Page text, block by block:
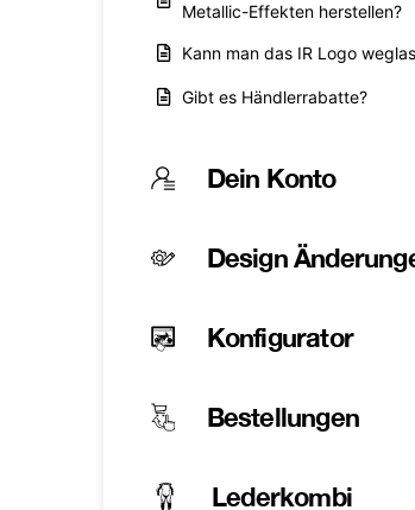
Metallic-Effekten herstellen?
Kann man das IR Logo
Gibt es Händlerrabatte?
Dein Konto
Design
Konfigurator
Bestellungen
Lederkombi